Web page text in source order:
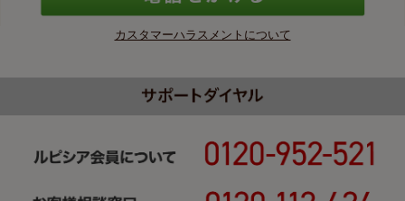
カスタマーハラスメントについて